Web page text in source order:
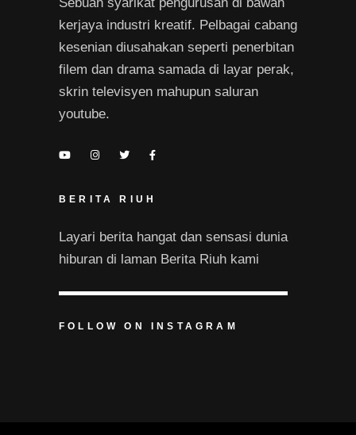
kerjaya industri kreatif. Pelbagai cabang
kesenian diusahakan seperti penerbitan
filem dan drama samada di layar perak,
skrin televisyen mahupun saluran
youtube.
BERITA RIUH
Layari berita hangat dan sensasi dunia
hiburan di laman Berita Riuh kami
FOLLOW ON INSTAGRAM